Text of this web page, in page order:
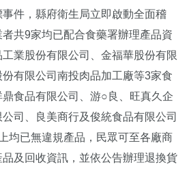
件，縣府衛生局立即啟動全面稽
共9家均已配合食藥署辦理產品資
業股份有限公司、金福華股份有限
有限公司南投肉品加工廠等3家食
食品有限公司、游○良、旺真久企
司、良美商行及俊統食品有限公司
均已無違規產品，民眾可至各廠商
及回收資訊，並依公告辦理退換貨